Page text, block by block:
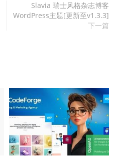
Slavia 瑞士风格杂志博客
WordPress主题[更新至v1.3.3]
下一篇